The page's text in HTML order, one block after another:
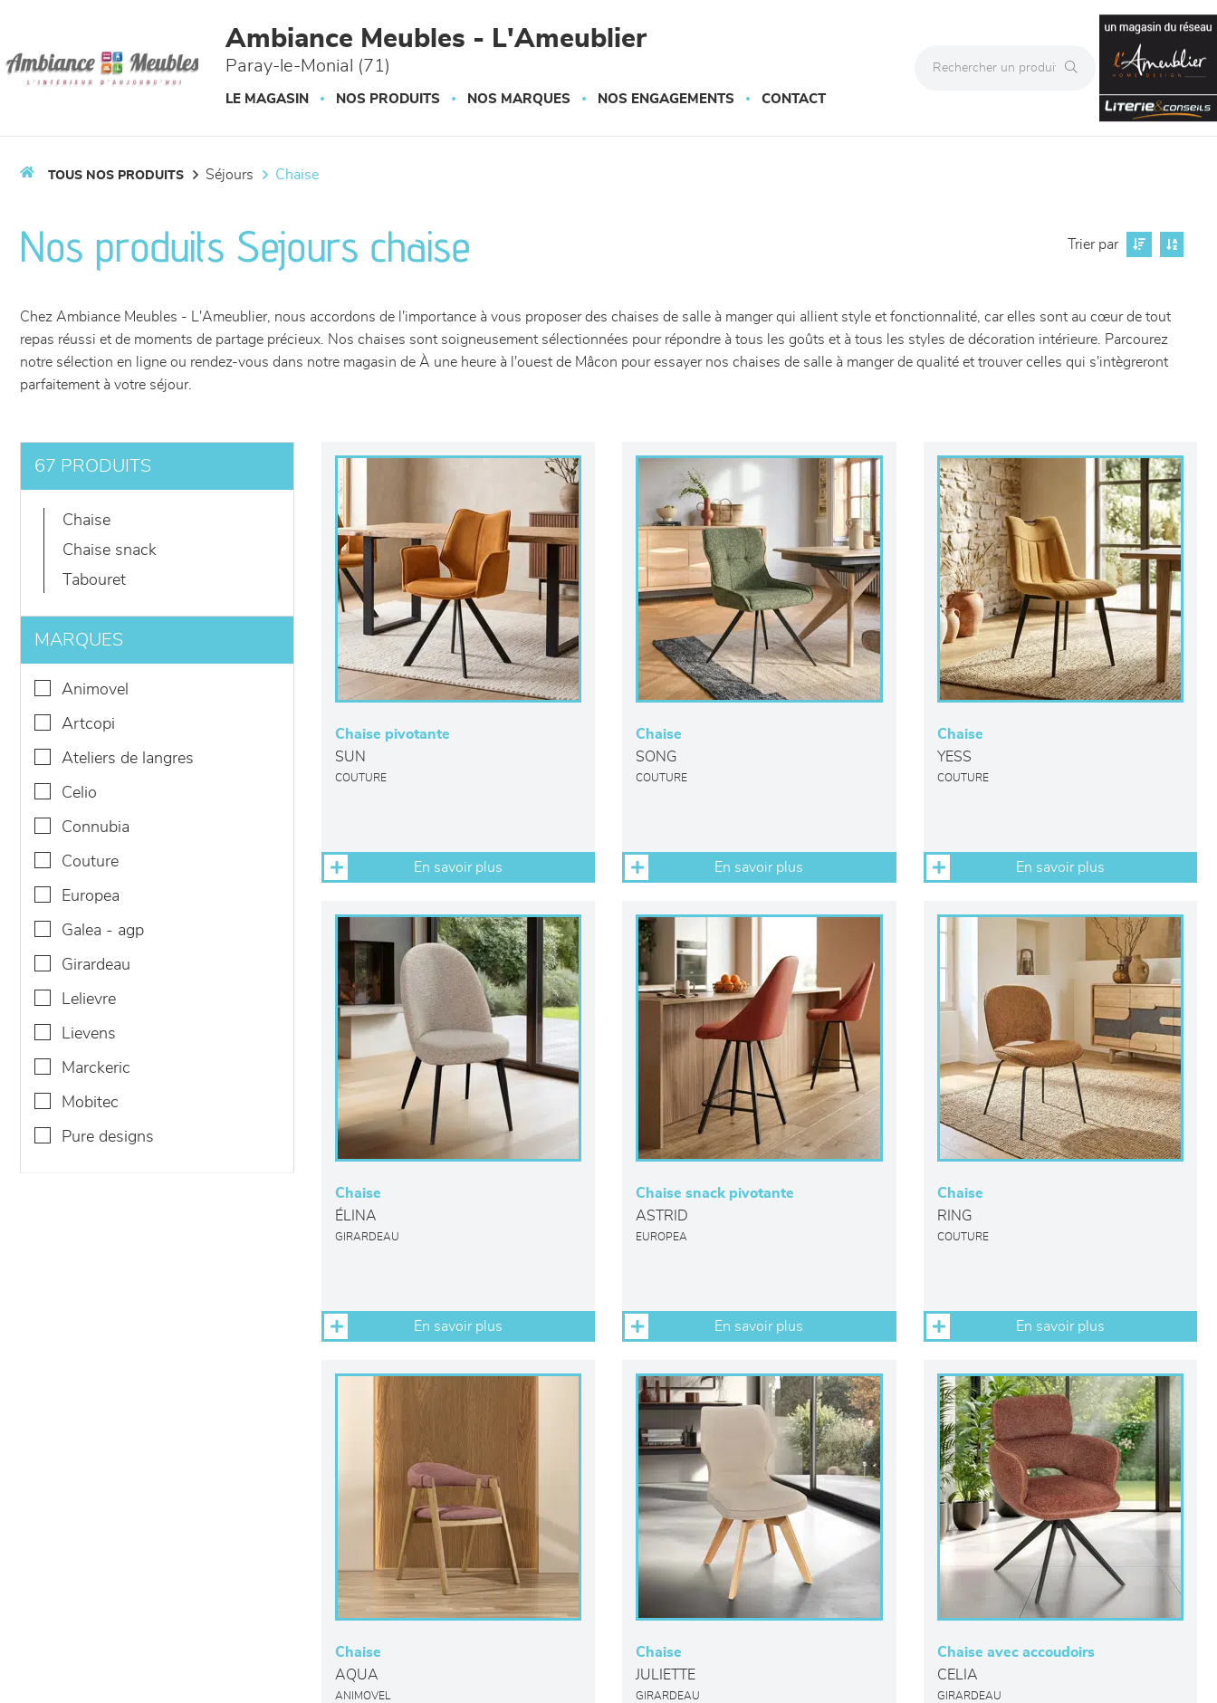
Ambiance Meubles - L'Ameublier
Paray-le-Monial (71)
LE MAGASIN NOS PRODUITS NOS MARQUES NOS ENGAGEMENTS CONTACT
TOUS NOS PRODUITS séjours chaise
Nos produits Sejours chaise Trier par
Chez Ambiance Meubles - L'Ameublier, nous accordons de l'importance à vous proposer des chaises de salle à manger qui allient style et fonctionnalité, car elles sont au cœur de tout
repas réussi et de moments de partage précieux. Nos chaises sont soigneusement sélectionnées pour répondre à tous les goûts et à tous les styles de décoration intérieure. Parcourez
notre sélection en ligne ou rendez-vous dans notre magasin de À une heure à l'ouest de Mâcon pour essayer nos chaises de salle à manger de qualité et trouver celles qui s'intègreront
parfaitement à votre séjour.
67 PRODUITS
chaise
chaise snack
tabouret
MARQUES
animovel
artcopi
ateliers de langres
celio
connubia
couture
europea
galea - agp
girardeau
lelievre
lievens
marckeric
mobitec
pure designs
Chaise pivotante
SUN
COUTURE
En savoir plus
Chaise
SONG
COUTURE
En savoir plus
Chaise
YESS
COUTURE
En savoir plus
Chaise
ÉLINA
GIRARDEAU
En savoir plus
Chaise snack pivotante
ASTRID
EUROPEA
En savoir plus
Chaise
RING
COUTURE
En savoir plus
Chaise
AQUA
ANIMOVEL
Chaise
JULIETTE
GIRARDEAU
Chaise avec accoudoirs
CELIA
GIRARDEAU